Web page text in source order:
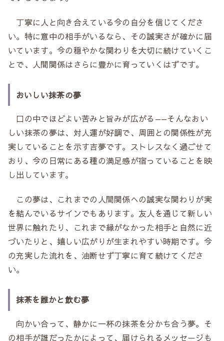
丁寧に人と向き合えている今の自分を信じてくださ
い。特に意中の相手がいるなら、その誠実さが確かに届
いています。今の穏やかな関わりを大切に続けていくこ
とで、人間関係はさらに豊かに育っていくはずです。
おいしい抹茶の夢
口の中でほどよい苦みと旨みが広がる——そんなおい
しい抹茶の夢は、対人運が好調で、周囲との関係性が充
実していることを示す吉夢です。ストレスなく過ごせて
おり、今の日常にある種の満足感が宿っていることを映
し出しています。
この夢は、これまでの人間関係への誠実な関わりが実
を結んでいるサインでもあります。友人を通じて新しい
世界に触れたり、これまで縁がなかった相手と自然に近
づいたりと、嬉しい広がりが生まれやすい時期です。今
の充実した流れを、油断せず丁寧に育て続けてくださ
い。
抹茶を誰かと飲む夢
向かい合って、静かに一杯の抹茶を分かち合う夢。そ
の相手が誰だったかによって、届けられるメッセージも